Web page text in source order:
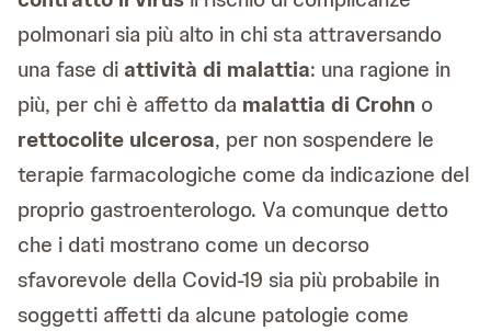
polmonari sia più alto in chi sta attraversando
una fase di attività di malattia: una ragione in
più, per chi è affetto da malattia di Crohn o
rettocolite ulcerosa, per non sospendere le
terapie farmacologiche come da indicazione del
proprio gastroenterologo. Va comunque detto
che i dati mostrano come un decorso
sfavorevole della Covid-19 sia più probabile in
soggetti affetti da alcune patologie come